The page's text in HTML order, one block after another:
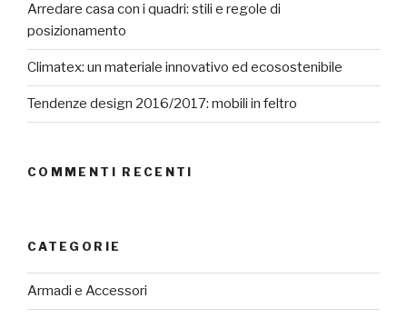
Arredare casa con i quadri: stili e regole di
posizionamento
Climatex: un materiale innovativo ed ecosostenibile
Tendenze design 2016/2017: mobili in feltro
COMMENTI RECENTI
CATEGORIE
Armadi e Accessori